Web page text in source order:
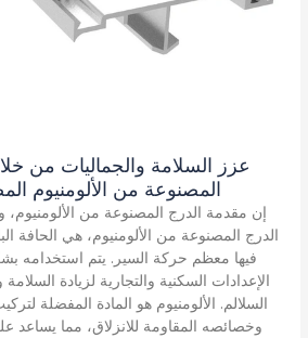
عزز السلامة والجماليات من
المصنوعة من الألومنيوم
إن مقدمة الدرج المصنوعة من
الدرج المصنوعة من الألومنيوم، هي الحافة
فيها معظم حركة السير. يتم استخدامه
الإعدادات السكنية والتجارية لزيادة
السلالم. الألومنيوم هو المادة المفضلة
وخصائصه المقاومة للانزلاق، مما يساعد